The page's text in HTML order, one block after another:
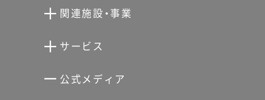
向井潤吉アトリエ館
分館スケジュール
関連施設・事業
世田谷文学館
サービス
せたがやアーツカード
公式メディア